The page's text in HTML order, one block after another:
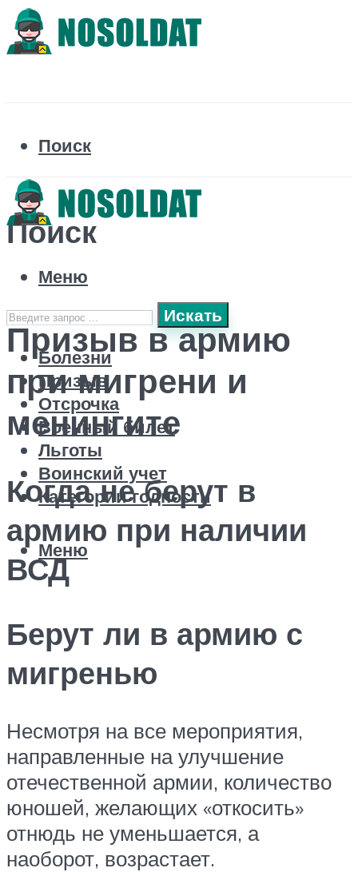
Поиск
Поиск
Искать
Болезни
Призыв
Отсрочка
Военный билет
Льготы
Воинский учет
Категории годности
Меню
Меню
Призыв в армию
при мигрени и
менингите
Когда не берут в
армию при наличии
ВСД
Берут ли в армию с
мигренью
Несмотря на все мероприятия,
направленные на улучшение
отечественной армии, количество
юношей, желающих «откосить»
отнюдь не уменьшается, а
наоборот, возрастает.